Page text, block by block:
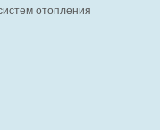
отопления